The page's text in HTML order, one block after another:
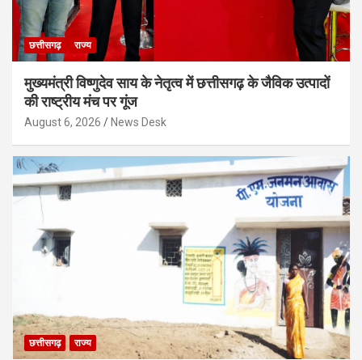
छत्तीसगढ़ राज्य
मुख्यमंत्री विष्णुदेव साय के नेतृत्व में छत्तीसगढ़ के जैविक उत्पादों
की राष्ट्रीय मंच पर गूंज
August 6, 2026 News Desk
छत्तीसगढ़ राज्य